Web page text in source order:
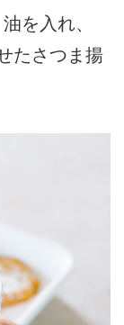
を入れ、
たさつま揚